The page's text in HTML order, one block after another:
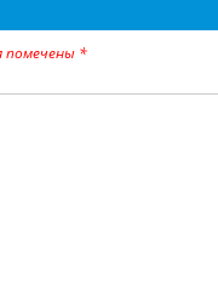
помечены *